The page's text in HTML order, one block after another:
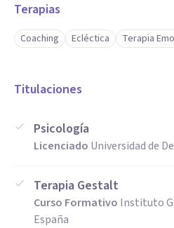
Terapias
Coaching Ecléctica Terapia
Titulaciones
Psicología
Licenciado Universidad de
Terapia Gestalt
Curso Formativo Instituto
España